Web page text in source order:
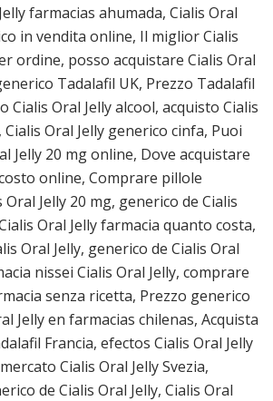
farmacias ahumada, Cialis Oral
in vendita online, Il miglior Cialis
ordine, posso acquistare Cialis Oral
Tadalafil UK, Prezzo Tadalafil
Cialis Oral Jelly alcool, acquisto Cialis
Oral Jelly generico cinfa, Puoi
Jelly 20 mg online, Dove acquistare
online, Comprare pillole
Jelly 20 mg, generico de Cialis
Oral Jelly farmacia quanto costa,
Oral Jelly, generico de Cialis Oral
nissei Cialis Oral Jelly, comprare
senza ricetta, Prezzo generico
Jelly en farmacias chilenas, Acquista
Francia, efectos Cialis Oral Jelly
Cialis Oral Jelly Svezia,
de Cialis Oral Jelly, Cialis Oral